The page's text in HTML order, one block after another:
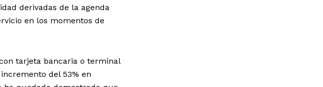
derivadas de la agenda
en los momentos de
tarjeta bancaria o terminal
del 53% en